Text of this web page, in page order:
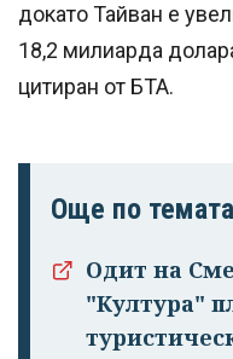
докато Тайван е
18,2 милиарда
цитиран от БТА.
Още по темата
Одит на
"Култура"